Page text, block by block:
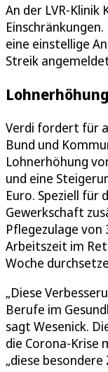
An der LVR-
eine einstellige
Streik
Verdi fordert für
Bund und
Lohnerhöhung
und eine
Euro. Speziell für
Gewerkschaft
Pflegezulage von
Arbeitszeit im
Woche
„Diese
Berufe im
sagt Wesenick.
die Corona-Krise
„diese besondere